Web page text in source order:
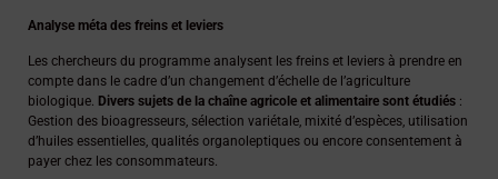
Analyse méta des freins et leviers
Les chercheurs du programme analysent les freins et leviers à prendre en
compte dans le cadre d’un changement d’échelle de l’agriculture
biologique. Divers sujets de la chaîne agricole et alimentaire sont étudiés :
Gestion des bioagresseurs, sélection variétale, mixité d’espèces, utilisation
d’huiles essentielles, qualités organoleptiques ou encore consentement à
payer chez les consommateurs.